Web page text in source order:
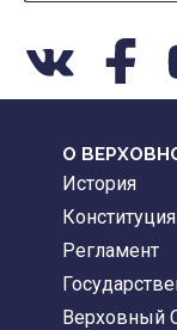
О
История
Конституция
Регламент
Верховный